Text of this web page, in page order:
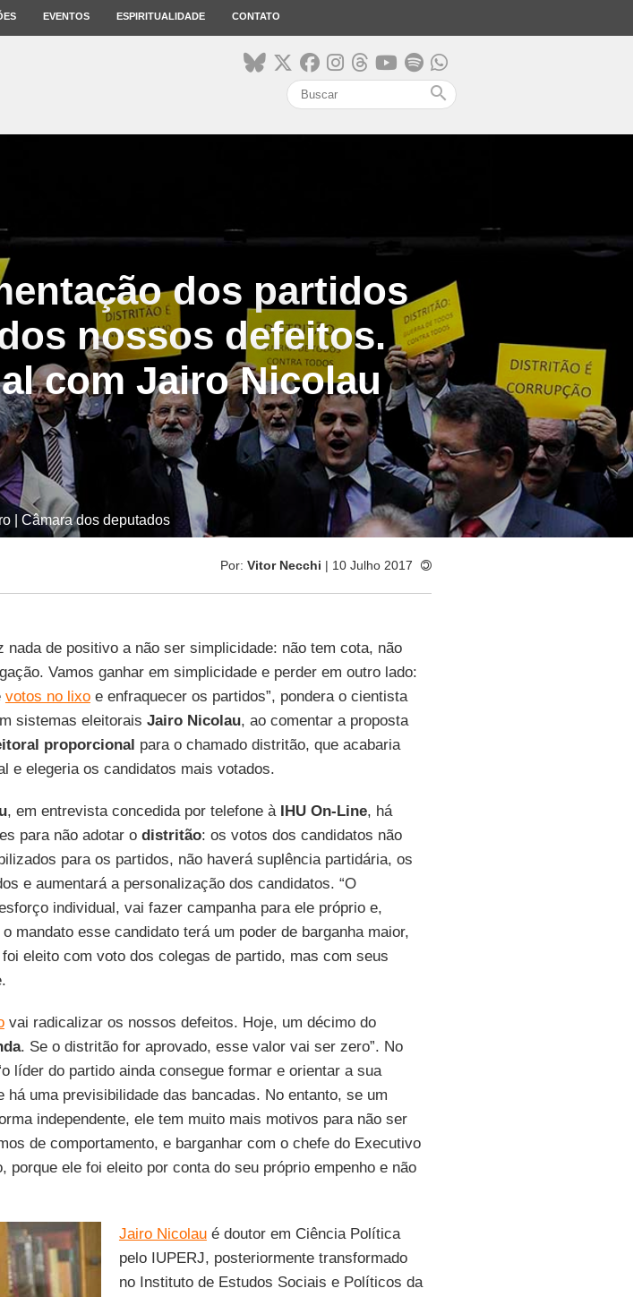
EVENTOS ESPIRITUALIDADE CONTATO
search
dos partidos
nossos defeitos.
com Jairo Nicolau
| Câmara dos deputados
Por: Vitor Necchi | 10 Julho 2017
nada de positivo a não ser simplicidade: não tem cota, não
Vamos ganhar em simplicidade e perder em outro lado:
votos no lixoe enfraquecer os partidos”, pondera o cientista
sistemas eleitorais Jairo Nicolau, ao comentar a proposta
proporcional para o chamado distritão, que acabaria
e elegeria os candidatos mais votados.
, em entrevista concedida por telefone àIHU On-Line, há
para não adotar o distritão: os votos dos candidatos não
para os partidos, não haverá suplência partidária, os
e aumentará a personalização dos candidatos. “O
individual, vai fazer campanha para ele próprio e,
mandato esse candidato terá um poder de barganha maior,
eleito com voto dos colegas de partido, mas com seus
vai radicalizar os nossos defeitos. Hoje, um décimo do
. Se o distritão for aprovado, esse valor vai ser zero”. No
líder do partido ainda consegue formar e orientar a sua
há uma previsibilidade das bancadas. No entanto, se um
independente, ele tem muito mais motivos para não ser
de comportamento, e barganhar com o chefe do Executivo
porque ele foi eleito por conta do seu próprio empenho e não
Jairo Nicolaué doutor em Ciência Política
pelo IUPERJ, posteriormente transformado
no Instituto de Estudos Sociais e Políticos da